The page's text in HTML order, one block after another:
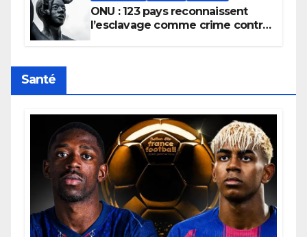
ONU : 123 pays reconnaissent
l’esclavage comme crime contre
Santé